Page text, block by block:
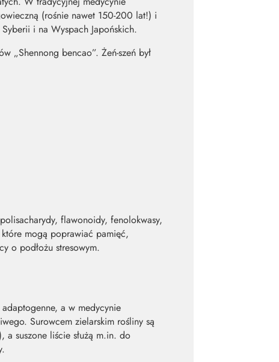
(rośnie nawet 150-200 lat!) i
i na Wyspach Japońskich.
„Shennong bencao”. Żeń-szeń był
flawonoidy, fenolokwasy,
mogą poprawiać pamięć,
o podłożu stresowym.
a w medycynie
Surowcem zielarskim rośliny są
a suszone liście służą m.in. do